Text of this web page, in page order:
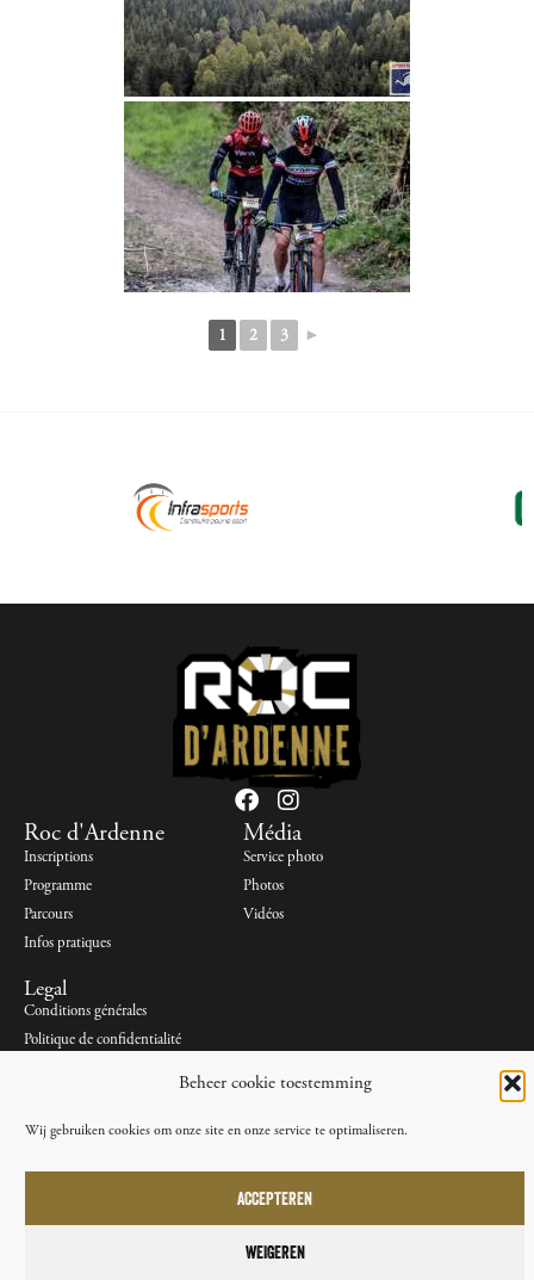
Beheer cookie toestemming
Wij gebruiken cookies om onze site en onze service te optimaliseren.
ACCEPTEREN
WEIGEREN
1 2 3 ►
Roc d'Ardenne
Inscriptions
Programme
Parcours
Infos pratiques
Média
Service photo
Photos
Vidéos
Legal
Conditions générales
Politique de confidentialité